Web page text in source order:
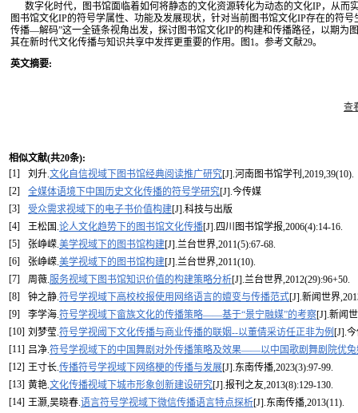
数字化时代，图书馆面临着如何将静态的文化资源转化为动态的文化IP，从
图书馆文化IP的符号学属性、功能及发展现状，针对当前图书馆文化IP存在的
传播—解码”这一全链条视角出发，探讨图书馆文化IP的构建和传播路径，以期为
其在新时代文化传播与知识共享中发挥更重要的作用。图1。参考文献29。
英文摘要:
查
相似文献(共20条):
[1]
刘升.文化自信视域下图书馆经典阅读推广研究[J].河南图书馆学刊,2019,39(10).
[2]
全媒体语境下中国历史文化传播的符号学研究[J].今传媒
[3]
受众需求视域下的电子书价值构建[J].科技与出版
[4]
王松国.论人文化趋势下的图书馆文化传播[J].四川图书馆学报,2006(4):14-16.
[5]
张峥嵘.美学视域下的图书馆构建[J].兰台世界,2011(5):67-68.
[6]
张峥嵘.美学视域下的图书馆构建[J].兰台世界,2011(10).
[7]
周薇.服务视域下图书馆知识价值的构建策略分析[J].兰台世界,2012(29):96+50.
[8]
钟之静.符号学视域下高校校报使用网络语言的嬗变与传播范式[J].新闻世界
[9]
李学海.符号学视域下畲族文化的传播策略——基于“景宁融媒”的考察[J].新闻
[10] 刘梦莹.符号学视阈下文化传播与商业传播的联姻--以董倩采访任正非为例 [J].今
[11] 吕净.符号学视域下的中国舞剧对外传播策略及效果——以中国歌剧舞剧院优兔
[12] 王寸长.传播符号学视域下网络梗的传播与发展[J].东南传播,2023(3):97-99.
[13] 黄艳.文化传播视域下城市形象创新建设研究[J].报刊之友,2013(8):129-130.
[14] 王灏,吴晓春.语言符号学视域下微信传播语言特点探析[J].东南传播,2013(11).